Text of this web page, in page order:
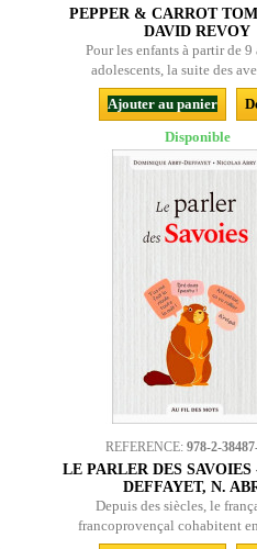
PEPPER & CARROT
DAVID REVOY
Pour les enfants à partir de 9
adolescents, la suite des
Ajouter au panier
Disponible
REFERENCE: 978-2-
LE PARLER DES SAVOIES
DEFFAYET, N.
Depuis des siècles, le
francoprovençal cohabitent